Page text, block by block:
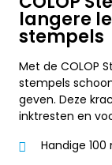
langere
stempels
Met de COLOP
stempels
geven. Deze
inktresten en
Handige